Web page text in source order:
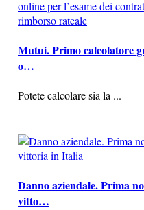
Mutui. Primo calcolatore
o…
Potete calcolare sia la ...
Danno aziendale. Prima
vitto…